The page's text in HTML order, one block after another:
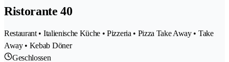
Ristorante 40
Restaurant • Italienische Küche • Pizzeria • Pizza Take Away • Take
Away • Kebab Döner
Geschlossen